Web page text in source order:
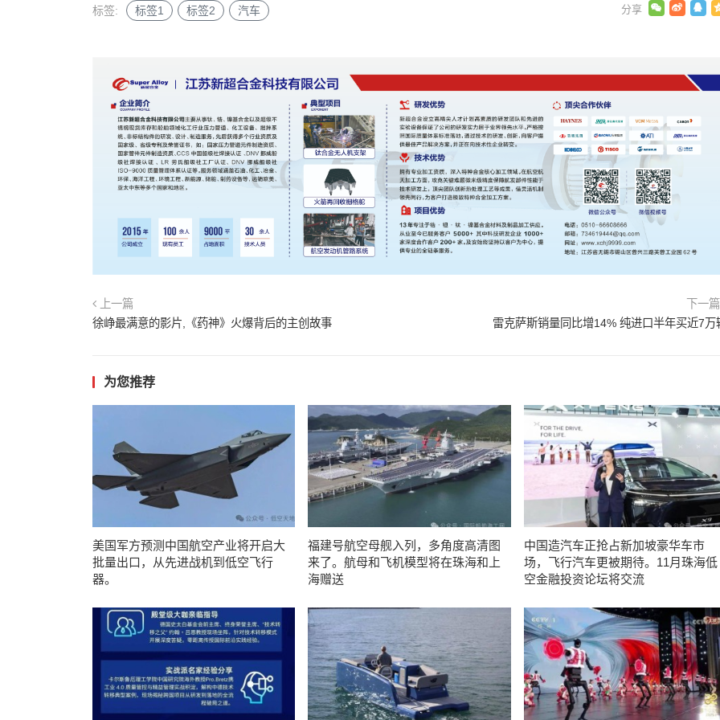
标签: 标签1 标签2 汽车
上一篇
徐峥最满意的影片,《药神》火爆背后的主创故事
下一
雷克萨斯销量同比增14% 纯进口半年买近7万
为您推荐
美国军方预测中国航空产业将开启大
批量出口，从先进战机到低空飞行
器。
福建号航空母舰入列，多角度高清图
来了。航母和飞机模型将在珠海和上
海赠送
中国造汽车正抢占新加坡豪华车市
场，飞行汽车更被期待。11月珠海低
空金融投资论坛将交流